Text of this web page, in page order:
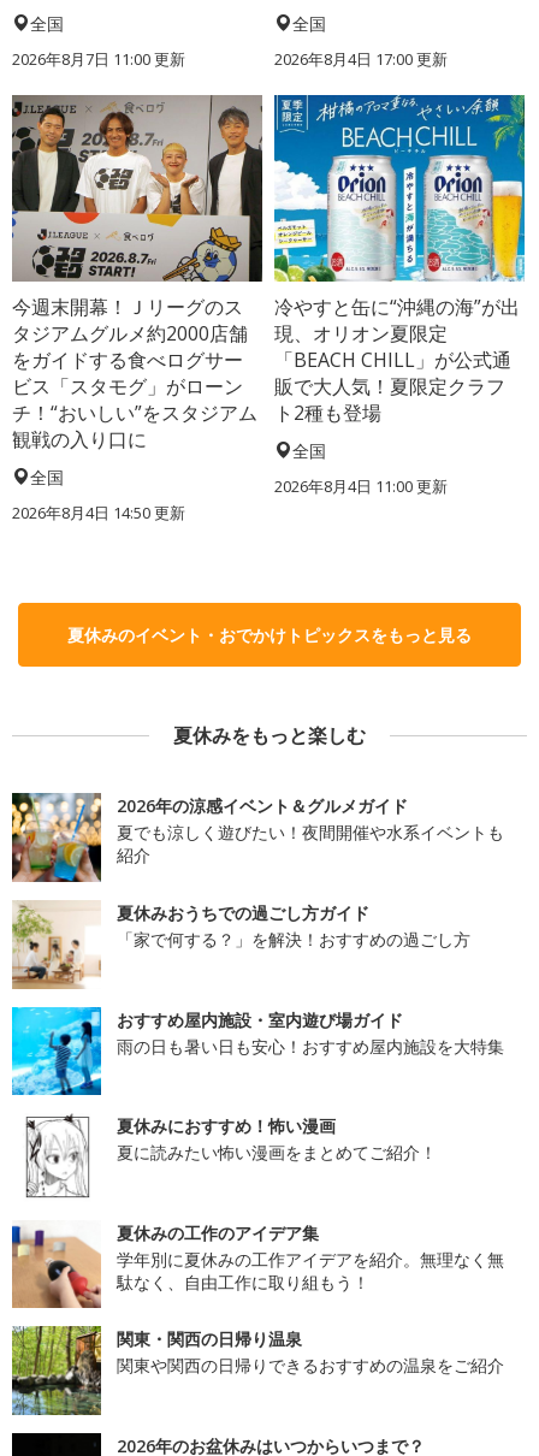
全国
2026年8月7日 11:00更新
全国
2026年8月4日 17:00更新
今週末開幕！Ｊリーグのス
タジアムグルメ約2000店舗
をガイドする食べログサー
ビス「スタモグ」がローン
チ！“おいしい”をスタジアム
観戦の入り口に
全国
2026年8月4日 14:50更新
冷やすと缶に“沖縄の海”が出
現、オリオン夏限定
「BEACH CHILL」が公式通
販で大人気！夏限定クラフ
ト2種も登場
全国
2026年8月4日 11:00更新
夏休みのイベント・おでかけトピックスをもっと見る
夏休みをもっと楽しむ
2026年の涼感イベント＆グルメガイド
夏でも涼しく遊びたい！夜間開催や水系イベントも
紹介
夏休みおうちでの過ごし方ガイド
「家で何する？」を解決！おすすめの過ごし方
おすすめ屋内施設・室内遊び場ガイド
雨の日も暑い日も安心！おすすめ屋内施設を大特集
夏休みにおすすめ！怖い漫画
夏に読みたい怖い漫画をまとめてご紹介！
夏休みの工作のアイデア集
学年別に夏休みの工作アイデアを紹介。無理なく無
駄なく、自由工作に取り組もう！
関東・関西の日帰り温泉
関東や関西の日帰りできるおすすめの温泉をご紹介
2026年のお盆休みはいつからいつまで？